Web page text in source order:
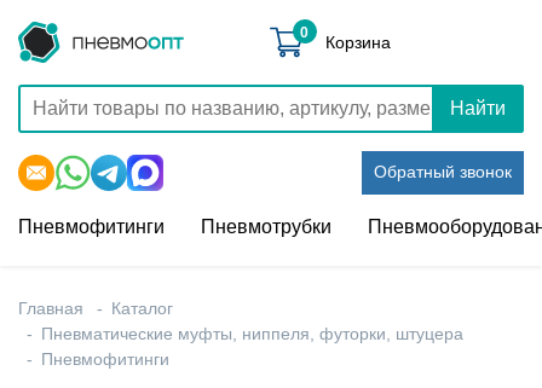
Найти
Обратный звонок
0 Корзина
Пневмофитинги Пневмотрубки
Главная
Каталог
Пневматические муфты, ниппеля, футорки, штуцера
Пневмофитинги